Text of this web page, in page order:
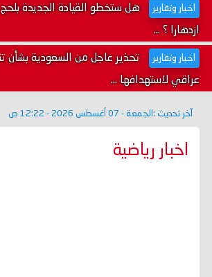
اخبار وتقارير هل ستخطو القيادة الجديدة
ازدهارا ؟ ...
اخبار وتقارير تحذير عاجل من السعودية بشأن
عراقي لاستهدافها ...
آخر تحديث : الجمعة - 07 أغسطس 2026 - 12:22 ص
اخبار رياضية